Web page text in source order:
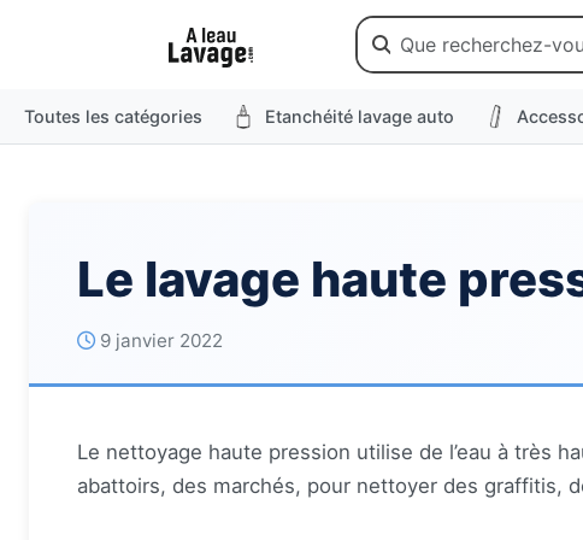
Toutes les catégories Etanchéité lavage auto
Le lavage haute
9 janvier 2022
Le nettoyage haute pression utilise de l’eau à très
abattoirs, des marchés, pour nettoyer des graffitis,